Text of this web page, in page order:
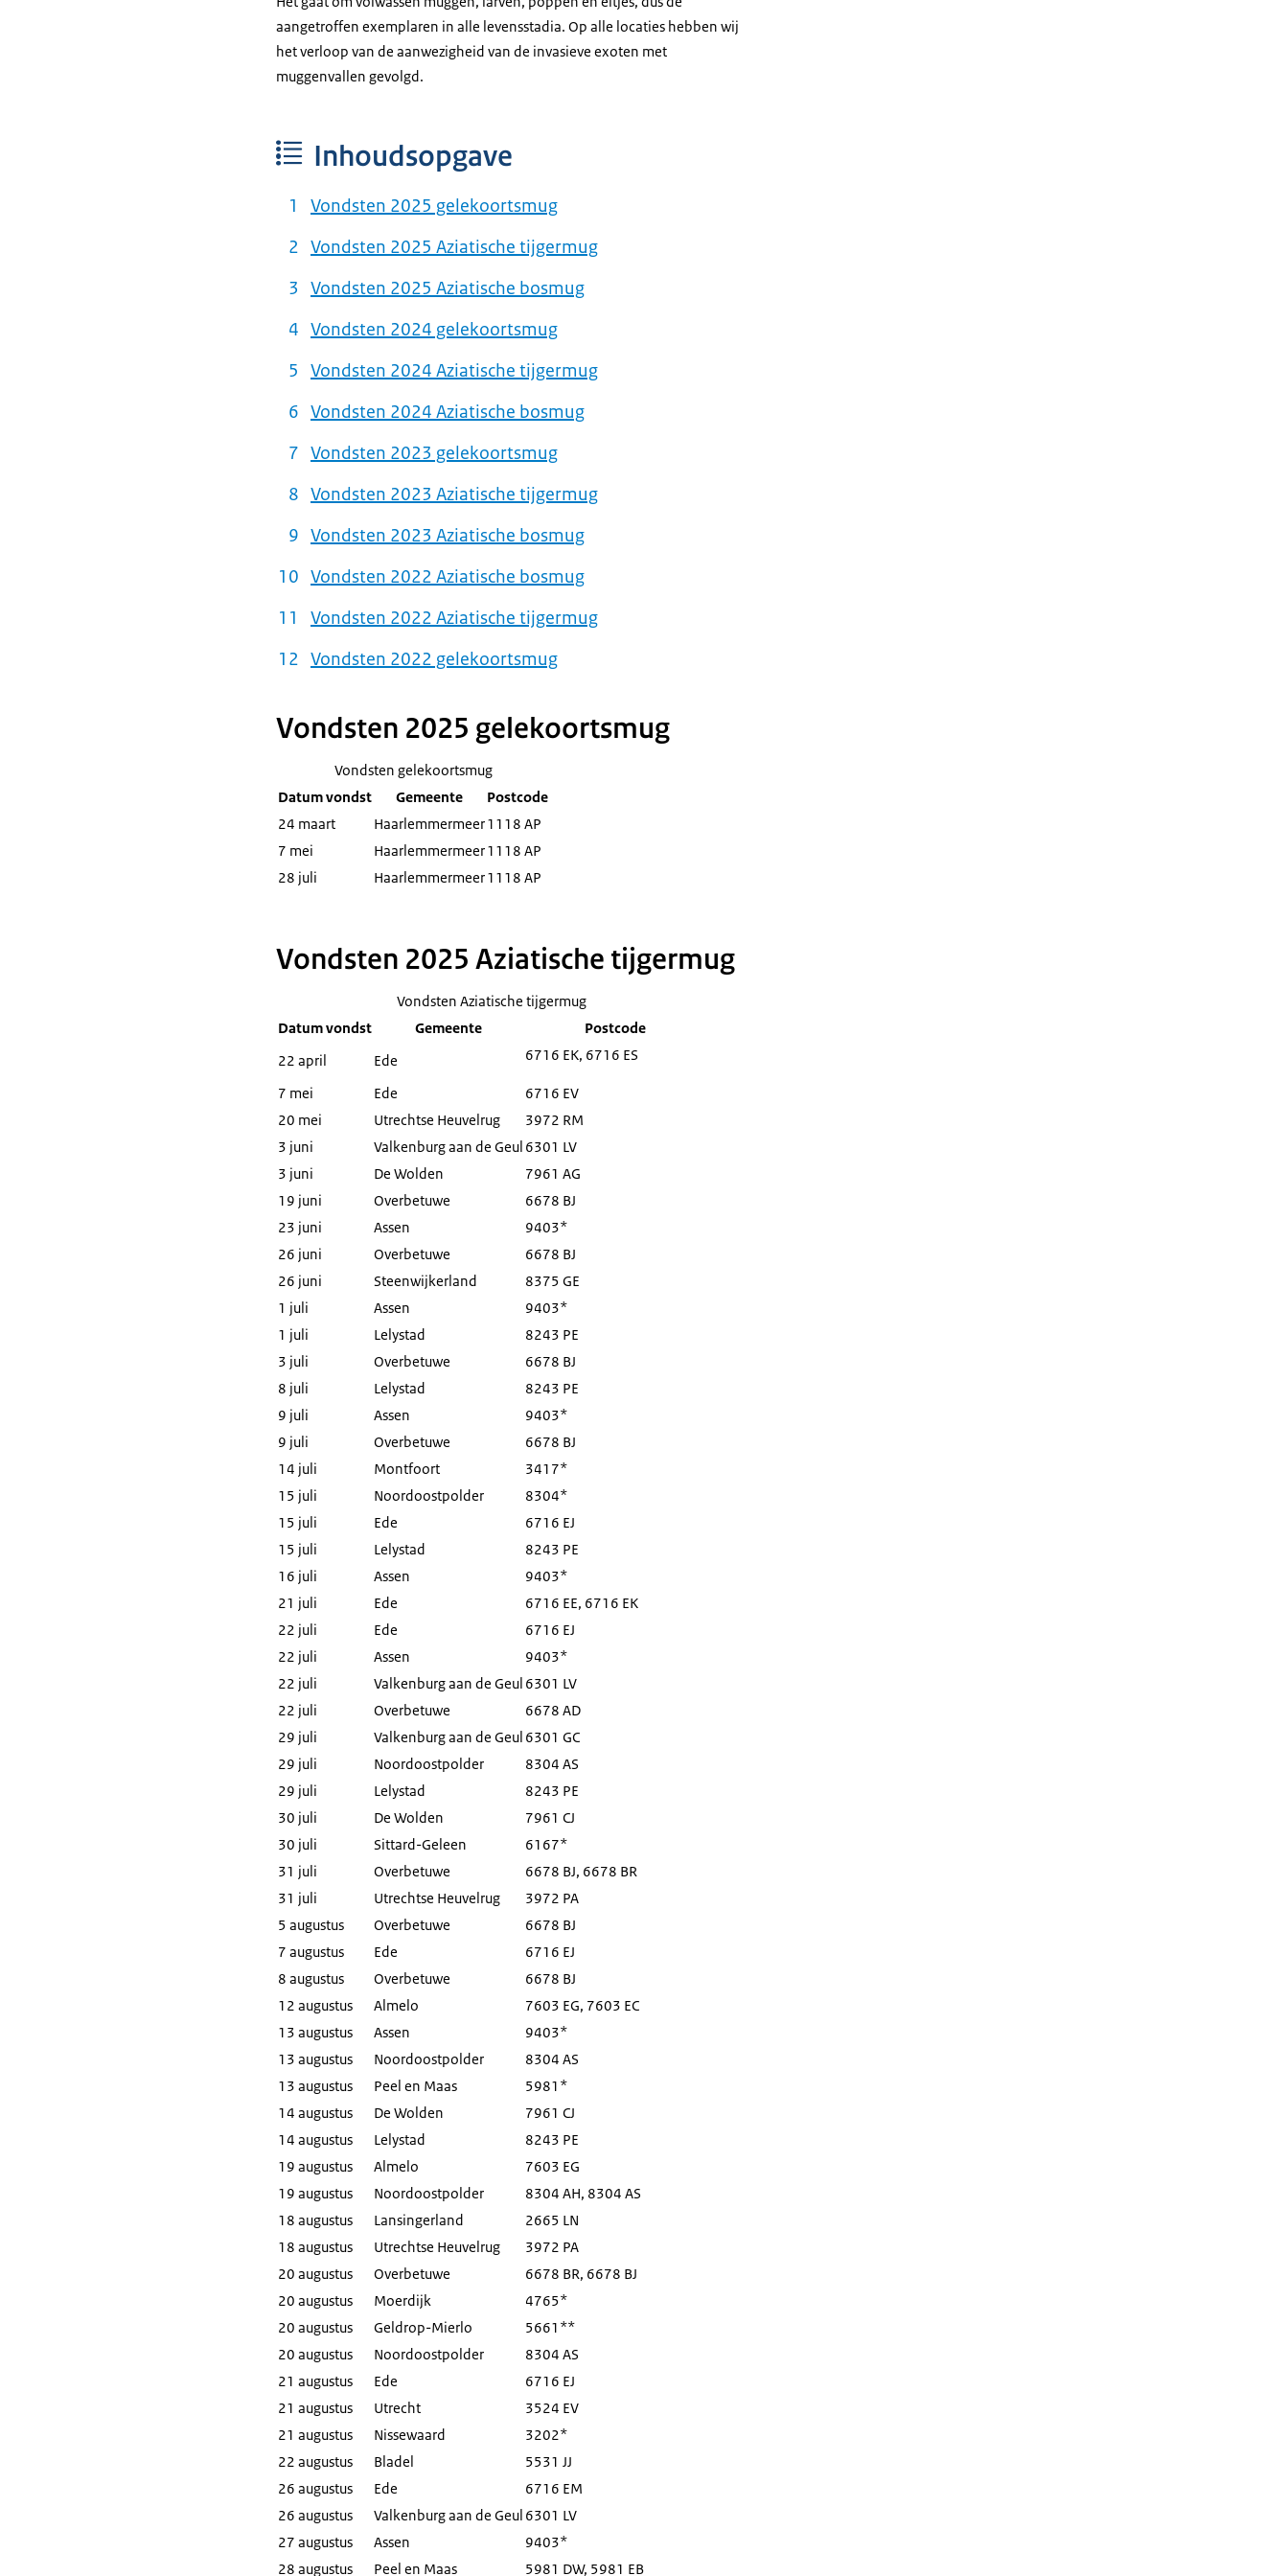
aangetroffen exemplaren in alle levensstadia. Op alle locaties hebben wij
het verloop van de aanwezigheid van de invasieve exoten met
muggenvallen gevolgd.
Inhoudsopgave
Vondsten 2025 gelekoortsmug
Vondsten 2025 Aziatische tijgermug
Vondsten 2025 Aziatische bosmug
Vondsten 2024 gelekoortsmug
Vondsten 2024 Aziatische tijgermug
Vondsten 2024 Aziatische bosmug
Vondsten 2023 gelekoortsmug
Vondsten 2023 Aziatische tijgermug
Vondsten 2023 Aziatische bosmug
Vondsten 2022 Aziatische bosmug
Vondsten 2022 Aziatische tijgermug
Vondsten 2022 gelekoortsmug
Vondsten 2025 gelekoortsmug
Vondsten gelekoortsmug
Datum vondst
Gemeente
Postcode
24 maart
Haarlemmermeer1118 AP
7 mei
Haarlemmermeer1118 AP
28 juli
Haarlemmermeer1118 AP
Vondsten 2025 Aziatische tijgermug
Vondsten Aziatische tijgermug
Datum vondst
Gemeente
Postcode
22 april
Ede 6716 EK, 6716 ES
7 mei Ede
6716 EV
20 mei
Utrechtse Heuvelrug
3972 RM
3 juni
Valkenburg aan de Geul 6301 LV
3 juni
De Wolden
7961 AG
19 juni
Overbetuwe
6678 BJ
23 juni
Assen
9403*
26 juni
Overbetuwe
6678 BJ
26 juni
Steenwijkerland
8375 GE
1 juli
Assen
9403*
1 juli
Lelystad
8243 PE
3 juli
Overbetuwe
6678 BJ
8 juli
Lelystad
8243 PE
9 juli
Assen
9403*
9 juli
Overbetuwe
6678 BJ
14 juli
Montfoort
3417*
15 juli
Noordoostpolder
8304*
15 juli
Ede
6716 EJ
15 juli
Lelystad
8243 PE
16 juli
Assen
9403*
21 juli
Ede
6716 EE, 6716 EK
22 juli
Ede
6716 EJ
22 juli
Assen
9403*
22 juli
Valkenburg aan de Geul 6301 LV
22 juli
Overbetuwe
6678 AD
29 juli
Valkenburg aan de Geul 6301 GC
29 juli
Noordoostpolder
8304 AS
29 juli
Lelystad
8243 PE
30 juli
De Wolden
7961 CJ
30 juli
Sittard-Geleen
6167*
31 juli
Overbetuwe
6678 BJ, 6678 BR
31 juli
Utrechtse Heuvelrug
3972 PA
5 augustus
Overbetuwe
6678 BJ
7 augustus
Ede
6716 EJ
8 augustus
Overbetuwe
6678 BJ
12 augustus
Almelo
7603 EG, 7603 EC
13 augustus
Assen
9403*
13 augustus
Noordoostpolder
8304 AS
13 augustus
Peel en Maas
5981*
14 augustus
De Wolden
7961 CJ
14 augustus
Lelystad
8243 PE
19 augustus
Almelo
7603 EG
19 augustus
Noordoostpolder
8304 AH, 8304 AS
18 augustus
Lansingerland
2665 LN
18 augustus
Utrechtse Heuvelrug
3972 PA
20 augustus
Overbetuwe
6678 BR, 6678 BJ
20 augustus
Moerdijk
4765*
20 augustus
Geldrop-Mierlo
5661**
20 augustus
Noordoostpolder
8304 AS
21 augustus
Ede
6716 EJ
21 augustus
Utrecht
3524 EV
21 augustus
Nissewaard
3202*
22 augustus
Bladel
5531 JJ
26 augustus
Ede
6716 EM
26 augustus
Valkenburg aan de Geul 6301 LV
27 augustus
Assen
9403*
28 augustus
Peel en Maas 5981 DW, 5981 EB